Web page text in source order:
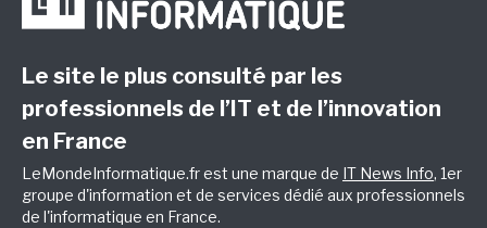
Le site le plus consulté par les
professionnels de l’IT et de l’innovation
en France
LeMondeInformatique.fr est une marque de IT News Info, 1er
groupe d'information et de services dédié aux professionnels
de l'informatique en France.